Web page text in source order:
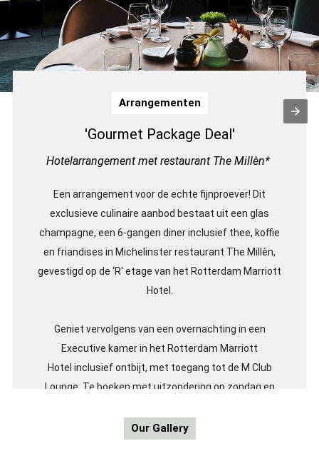
Arrangementen
'Gourmet Package Deal'
Hotelarrangement met restaurant The Millèn*
Een arrangement voor de echte fijnproever! Dit
exclusieve culinaire aanbod bestaat uit een glas
champagne, een 6-gangen diner inclusief thee, koffie
en friandises in Michelinster restaurant The Millèn,
gevestigd op de ‘R' etage van het Rotterdam Marriott
Hotel.
Geniet vervolgens van een overnachting in een
Executive kamer in het Rotterdam Marriott
Hotel inclusief ontbijt, met toegang tot de M Club
Lounge. Te boeken met uitzondering op zondag en
Our Gallery